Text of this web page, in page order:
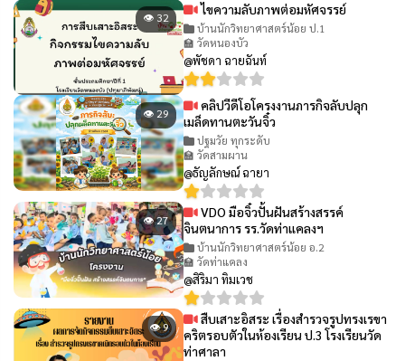
👁 32 ไขความลับภาพต่อมหัศจรรย์
บ้านนักวิทยาศาสตร์น้อย ป.1
🏫 วัดหนองบัว
@พัชดา ฉายฉันท์
👁 29
คลิปวีดีโอโครงงานภารกิจลับปลุก
เมล็ดทานตะวันจิ๋ว
ปฐมวัย ทุกระดับ
🏫 วัดสามผาน
@ธัญลักษณ์ ฉายา
👁 27
VDO มือจิ๋วปั้นฝันสร้างสรรค์
จินตนาการ รร.วัดท่าแคลงฯ
บ้านนักวิทยาศาสตร์น้อย อ.2
🏫 วัดท่าแคลง
@สิริมา ทิมเวช
👁 9
สืบเสาะอิสระ เรื่องสำรวจรูปทรงเรขา
คริตรอบตัวในห้องเรียน ป.3 โรงเรียนวัด
ท่าศาลา